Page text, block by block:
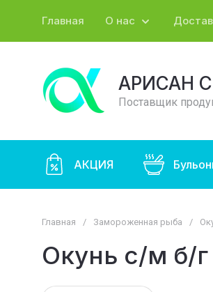
Главная О нас
АРИСАН
Поставщик
АКЦИЯ
Главная / Замороженная рыба /
Окунь с/м б/г